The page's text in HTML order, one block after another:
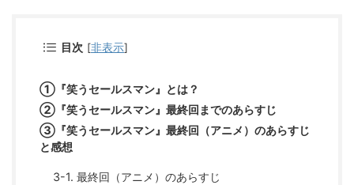
目次 [非表示]
①『笑うセールスマン』とは？
②『笑うセールスマン』最終回までのあらすじ
③『笑うセールスマン』最終回（アニメ）のあらすじ
と感想
3-1. 最終回（アニメ）のあらすじ